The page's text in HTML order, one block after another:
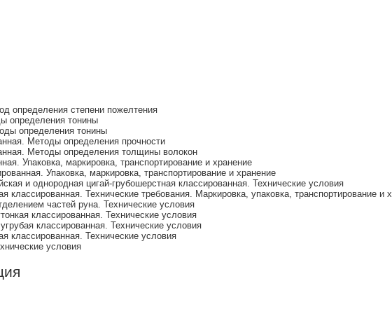
определения степени пожелтения
определения тонины
определения тонины
Методы определения прочности
Методы определения толщины волокон
Упаковка, маркировка, транспортирование и хранение
Упаковка, маркировка, транспортирование и хранение
и однородная цигай-грубошерстная классированная. Технические условия
классированная. Технические требования. Маркировка, упаковка, транспортирование и
частей руна. Технические условия
классированная. Технические условия
классированная. Технические условия
классированная. Технические условия
условия